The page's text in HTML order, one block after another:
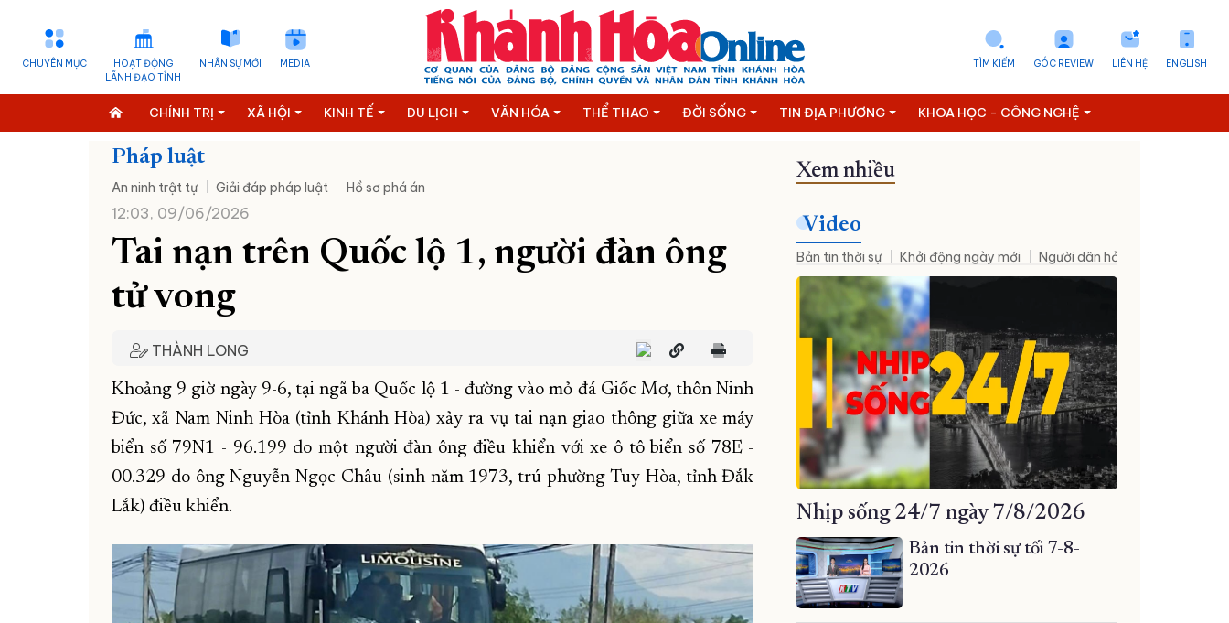
CHUYÊN MỤC
HOẠT ĐỘNG
LÃNH ĐẠO TỈNH
NHÂN SỰ MỚI MEDIA ENGLISH
LIÊN HỆ
GÓC REVIEW
TÌM KIẾM
CHÍNH TRỊ XÃ HỘI KINH TẾ DU LỊCH VĂN HÓA THỂ THAO ĐỜI SỐNG TIN ĐỊA PHƯƠNG KHOA HỌC - CÔNG NGHỆ
Pháp luật
An ninh trật tự Giải đáp pháp luật Hồ sơ phá án
12:03, 09/06/2026
Tai nạn trên Quốc lộ 1, người đàn ông
tử vong
THÀNH LONG
Khoảng 9 giờ ngày 9-6, tại ngã ba Quốc lộ 1 - đường vào mỏ đá Giốc Mơ, thôn Ninh
Đức, xã Nam Ninh Hòa (tỉnh Khánh Hòa) xảy ra vụ tai nạn giao thông giữa xe máy
biển số 79N1 - 96.199 do một người đàn ông điều khiển với xe ô tô biển số 78E -
00.329 do ông Nguyễn Ngọc Châu (sinh năm 1973, trú phường Tuy Hòa, tỉnh Đắk
Lắk) điều khiển.
Xem nhiều
Video
Bản tin thời sự Khởi động ngày mới Người dân hỏi – Cơ quan nhà
Nhịp sống 24/7 ngày 7/8/2026
Bản tin thời sự tối 7-8-
2026